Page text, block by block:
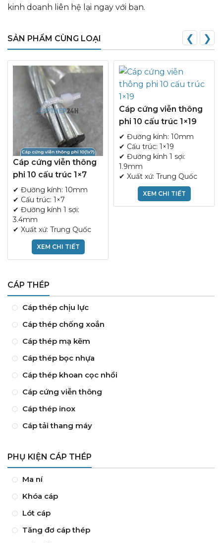
kinh doanh liên hệ lại ngay với bạn.
SẢN PHẨM CÙNG LOẠI ❮
Cáp cứng viễn thông
phi 10 cấu trúc 1×7
✔ Đường kính: 10mm
✔ Cấu trúc: 1×7
✔ Đường kính 1 sợi:
3.4mm
✔ Xuất xứ: Trung Quốc
XEM CHI TIẾT
Cáp cứng viễn thông
phi 10 cấu trúc 1×19
✔ Đường kính: 10mm
✔ Cấu trúc: 1×19
✔ Đường kính 1 sợi:
1.9mm
✔ Xuất xứ: Trung Quốc
XEM CHI TIẾT
❯
CÁP THÉP
Cáp thép chịu lực
Cáp thép chống xoắn
Cáp thép mạ kẽm
Cáp thép bọc nhựa
Cáp thép khoan cọc nhồi
Cáp cứng viễn thông
Cáp thép inox
Cáp tải thang máy
PHỤ KIỆN CÁP THÉP
Ma ní
Khóa cáp
Lót cáp
Tăng đơ cáp thép